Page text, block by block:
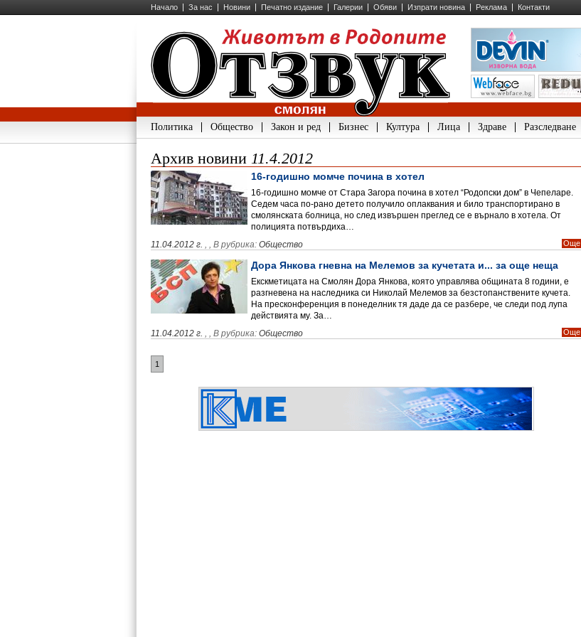
Начало За нас Новини Печатно издание Галерии Обяви Изпрати новина Реклама Контакти
Политика Общество Закон и ред Бизнес Култура Лица Здраве Разследване
Архив новини 11.4.2012
16-годишно момче почина в хотел
16-годишно момче от Стара Загора почина в хотел “Родопски дом” в Чепеларе.
Седем часа по-рано детето получило оплаквания и било транспортирано в
смолянската болница, но след извършен преглед се е върнало в хотела. От
полицията потвърдиха…
11.04.2012 г. , , В рубрика: Общество Още
Дора Янкова гневна на Мелемов за кучетата и... за още неща
Екскметицата на Смолян Дора Янкова, която управлява общината 8 години, е
разгневена на наследника си Николай Мелемов за безстопанствените кучета.
На пресконференция в понеделник тя даде да се разбере, че следи под лупа
действията му. За…
11.04.2012 г. , , В рубрика: Общество Още
1